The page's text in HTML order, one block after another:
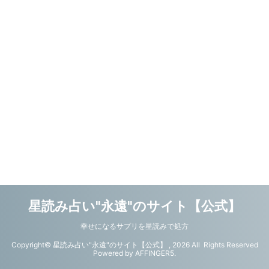
星読み占い"永遠"のサイト【公式】
幸せになるサプリを星読みで処方
Copyright© 星読み占い"永遠"のサイト【公式】 , 2026 All Rights Reserved
Powered by AFFINGER5.